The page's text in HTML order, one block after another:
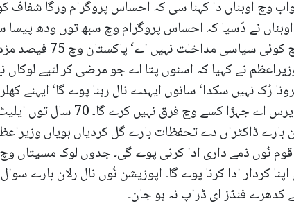
ایس پروگرام
نے کہیا کہ اسنوں پتا اے جو مرضی کر لئیے
رُک نہیں سکدا‘ سانوں ایہدے نال رہنا پوے گا‘ ایہنے
ایہ ایہو جہیا وایرس
بارے ڈاکٹراں دے تحفظات بارے گل کردیاں ہویاں
نُوں ذمے داری ادا کرنی پوے گی۔ جدوں لوک مسیتاں
کردار ادا کرنا پوے گا۔ اپوزیشن نُوں نال رلان
کدھرے فنڈز ای ڈراپ نہ ہو جان۔